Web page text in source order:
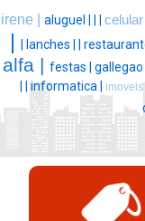
irene | aluguel | celular
lanches |
alfa | festas | gallegao |
|informatica | imoveis